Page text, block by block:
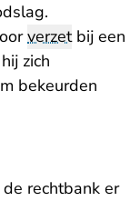
verzetbij een
zich
bekeurden
rechtbank er